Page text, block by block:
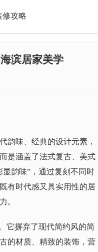
修攻略
滨居家美学
韵味、经典的设计元素，
是涵盖了法式复古、美式
韵味”，通过复刻不同时
有时代感又具实用性的居
。
它摒弃了现代简约风的简
的材质、精致的装饰，营